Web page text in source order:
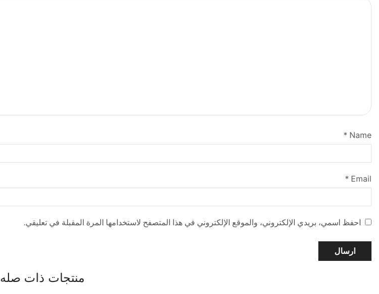
Name
*
Email
*
احفظ اسمي، بريدي الإلكتروني، والموقع الإلكتروني في هذا المتصفح لاستخدامها المرة المقبلة في تعليقي.
منتجات ذات صله